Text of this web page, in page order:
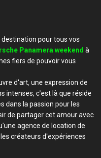
pour tous vos
Panamera weekend à
fiers de pouvoir vous
d'art, une expression de
intenses, c'est là que réside
dans la passion pour les
de partager cet amour avec
agence de location de
créateurs d'expériences